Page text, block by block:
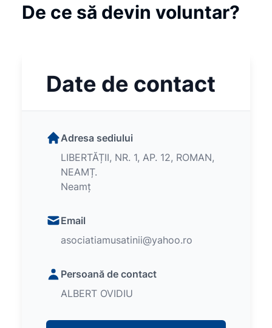
De ce să devin voluntar?
Date de contact
Adresa sediului
LIBERTĂȚII, NR. 1, AP. 12, ROMAN,
NEAMȚ.
Neamț
Email
asociatiamusatinii@yahoo.ro
Persoană de contact
ALBERT OVIDIU